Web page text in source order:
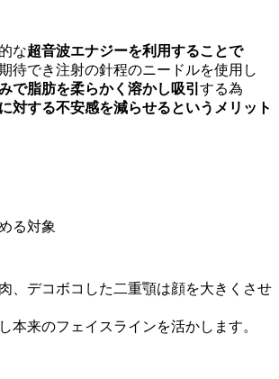
な超音波エナジーを利用することで
待でき注射の針程のニードルを使用し
で脂肪を柔らかく溶かし吸引 する為
対する不安感を減らせるというメリット
る対象
、デコボコした二重顎は顔を大きくさせ
本来のフェイスラインを活かします。